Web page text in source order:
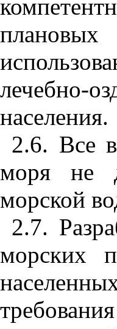
плановых
лечебно-
населения.
2.6. Все
моря не
морской
2.7.
морских